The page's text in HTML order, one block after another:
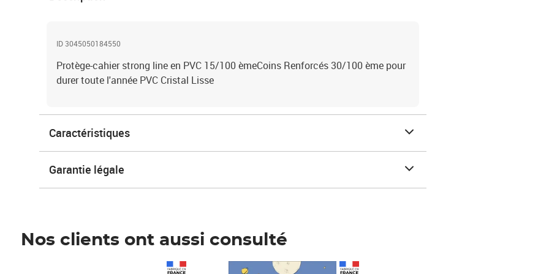
ID 3045050184550
Protège-cahier strong line en PVC 15/100 èmeCoins Renforcés 30/100 ème pour
durer toute l'année PVC Cristal Lisse
Caractéristiques
Garantie légale
Nos clients ont aussi consulté
Prix 7,50€